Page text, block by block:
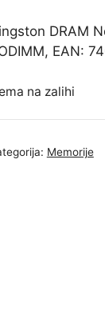
DRAM
EAN:
na zalihi
Memorije